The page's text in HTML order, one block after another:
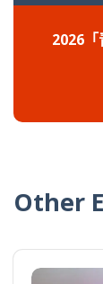
2026
Other